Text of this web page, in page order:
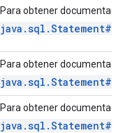
Para obtener
Para obtener
Para obtener